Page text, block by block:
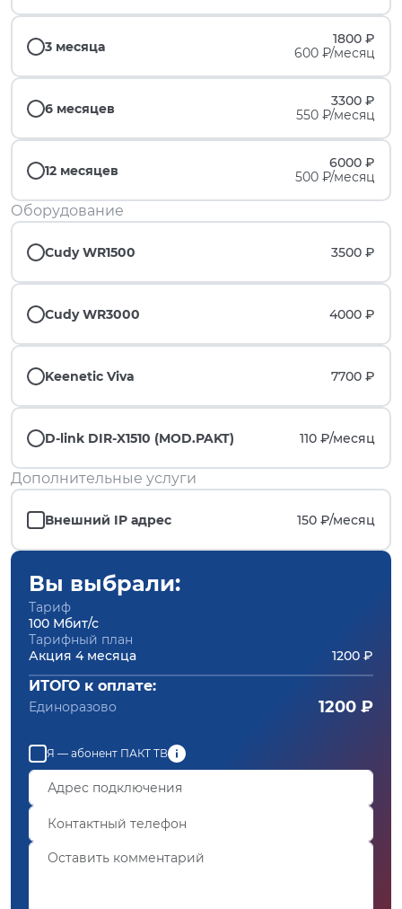
3 месяца
1800 ₽
600 ₽/месяц
6 месяцев
3300 ₽
550 ₽/месяц
12 месяцев
6000 ₽
500 ₽/месяц
Оборудование
Cudy WR1500 3500 ₽
Cudy WR3000 4000 ₽
Keenetic Viva 7700 ₽
D-link DIR-X1510 (MOD.PAKT) 110 ₽/месяц
Дополнительные услуги
Внешний IP адрес 150 ₽/месяц
Вы выбрали:
Тариф
100 Мбит/с
Тарифный план
Акция 4 месяца
1200 ₽
ИТОГО к оплате:
Единоразово 1200 ₽
Я — абонент ПАКТ ТВ